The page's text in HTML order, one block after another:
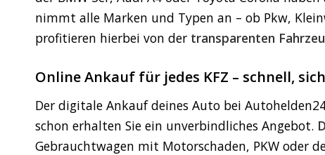
nimmt alle Marken und Typen an – ob Pkw,
profitieren hierbei von der transparenten
Online Ankauf für jedes KFZ – schnell,
Der digitale Ankauf deines Auto bei
schon erhalten Sie ein unverbindliches Angebot.
Gebrauchtwagen mit Motorschaden, PKW oder